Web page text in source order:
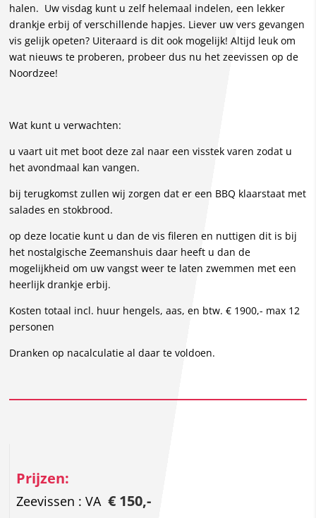
halen. Uw visdag kunt u zelf helemaal indelen, een lekker
drankje erbij of verschillende hapjes. Liever uw vers gevangen
vis gelijk opeten? Uiteraard is dit ook mogelijk! Altijd leuk om
wat nieuws te proberen, probeer dus nu het zeevissen op de
Noordzee!
Wat kunt u verwachten:
u vaart uit met boot deze zal naar een visstek varen zodat u
het avondmaal kan vangen.
bij terugkomst zullen wij zorgen dat er een BBQ klaarstaat met
salades en stokbrood.
op deze locatie kunt u dan de vis fileren en nuttigen dit is bij
het nostalgische Zeemanshuis daar heeft u dan de
mogelijkheid om uw vangst weer te laten zwemmen met een
heerlijk drankje erbij.
Kosten totaal incl. huur hengels, aas, en btw. € 1900,- max 12
personen
Dranken op nacalculatie al daar te voldoen.
Prijzen:
Zeevissen : VA € 150,-